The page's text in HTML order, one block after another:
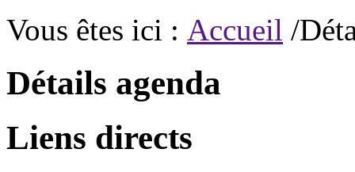
Vous êtes ici : Accueil /
Détails agenda
Liens directs